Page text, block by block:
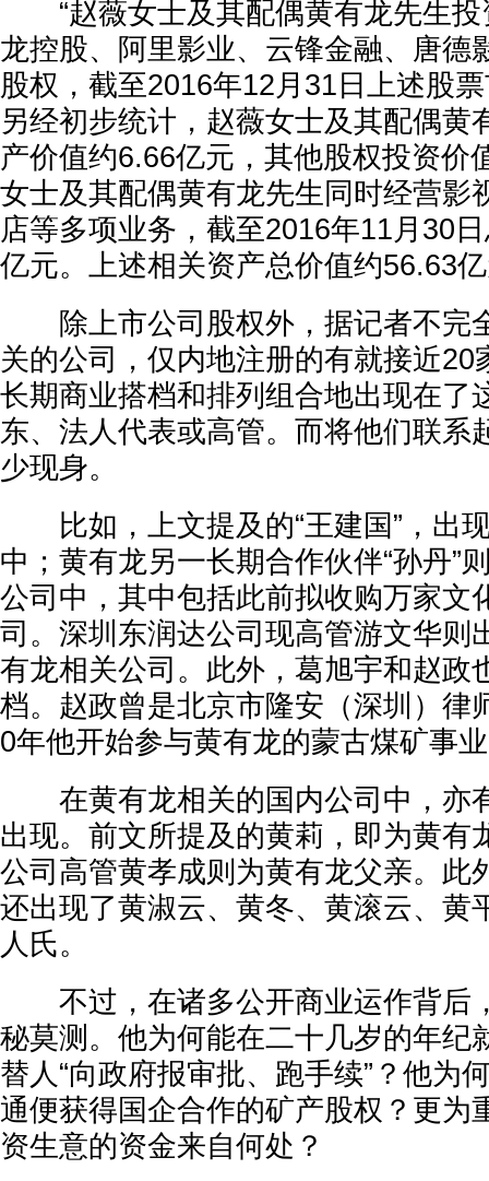
“赵薇女士及其配偶黄有龙先生投
龙控股、阿里影业、云锋金融、唐德
股权，截至2016年12月31日上述股
另经初步统计，赵薇女士及其配偶黄
产价值约6.66亿元，其他股权投资价
女士及其配偶黄有龙先生同时经营影
店等多项业务，截至2016年11月30
亿元。上述相关资产总价值约56.63
除上市公司股权外，据记者不完
关的公司，仅内地注册的有就接近20
长期商业搭档和排列组合地出现在了
东、法人代表或高管。而将他们联系
少现身。
比如，上文提及的“王建国”，出
中；黄有龙另一长期合作伙伴“孙丹”
公司中，其中包括此前拟收购万家文
司。深圳东润达公司现高管游文华则
有龙相关公司。此外，葛旭宇和赵政
档。赵政曾是北京市隆安（深圳）律
0年他开始参与黄有龙的蒙古煤矿事
在黄有龙相关的国内公司中，亦
出现。前文所提及的黄莉，即为黄有
公司高管黄孝成则为黄有龙父亲。此
还出现了黄淑云、黄冬、黄滚云、黄
人氏。
不过，在诸多公开商业运作背后
秘莫测。他为何能在二十几岁的年纪
替人“向政府报审批、跑手续”？他为
通便获得国企合作的矿产股权？更为
资生意的资金来自何处？